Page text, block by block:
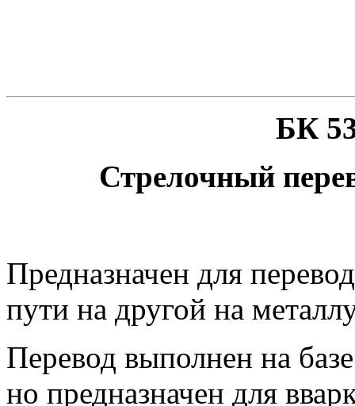
БК
Стрелочный
Предназначен для
пути на другой на
Перевод выполнен на
но предназначен для